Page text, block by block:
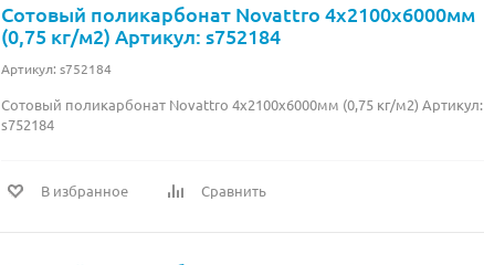
Сотовый поликарбонат Novattro 4х2100х6000мм
(0,75 кг/м2) Артикул: s752184
Артикул: s752184
Сотовый поликарбонат Novattro 4х2100х6000мм (0,75 кг/м2) Артикул:
s752184
В избранное Сравнить